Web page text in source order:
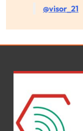
@visor_21